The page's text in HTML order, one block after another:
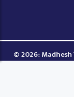
© 2026: Madhesh